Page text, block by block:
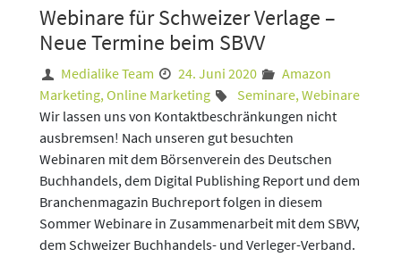
Webinare für Schweizer Verlage –
Neue Termine beim SBVV
Medialike Team 24. Juni 2020
Amazon
Marketing,Online Marketing Seminare,Webinare
Wir lassen uns von Kontaktbeschränkungen nicht
ausbremsen! Nach unseren gut besuchten
Webinaren mit dem Börsenverein des Deutschen
Buchhandels, dem Digital Publishing Report und dem
Branchenmagazin Buchreport folgen in diesem
Sommer Webinare in Zusammenarbeit mit dem SBVV,
dem Schweizer Buchhandels- und Verleger-Verband.